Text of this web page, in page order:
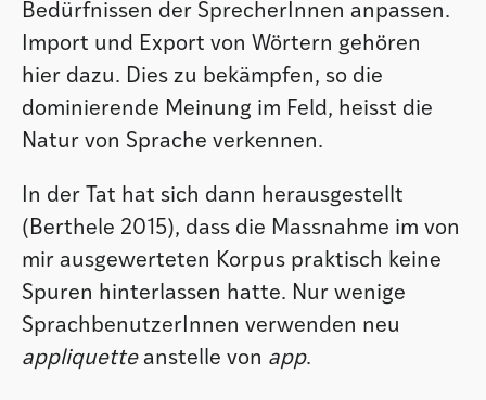
Bedürfnissen der SprecherInnen anpassen.
Import und Export von Wörtern gehören
hier dazu. Dies zu bekämpfen, so die
dominierende Meinung im Feld, heisst die
Natur von Sprache verkennen.
In der Tat hat sich dann herausgestellt
(Berthele 2015), dass die Massnahme im von
mir ausgewerteten Korpus praktisch keine
Spuren hinterlassen hatte. Nur wenige
SprachbenutzerInnen verwenden neu
appliquetteanstelle von app.